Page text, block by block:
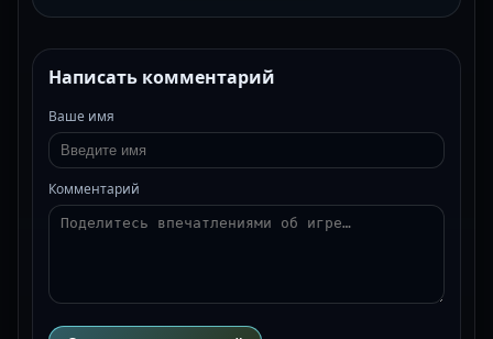
Написать комментарий
Ваше имя
Комментарий